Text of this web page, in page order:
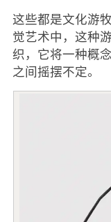
这些都是文化游
觉艺术中，这种
织，它将一种概
之间摇摆不定。